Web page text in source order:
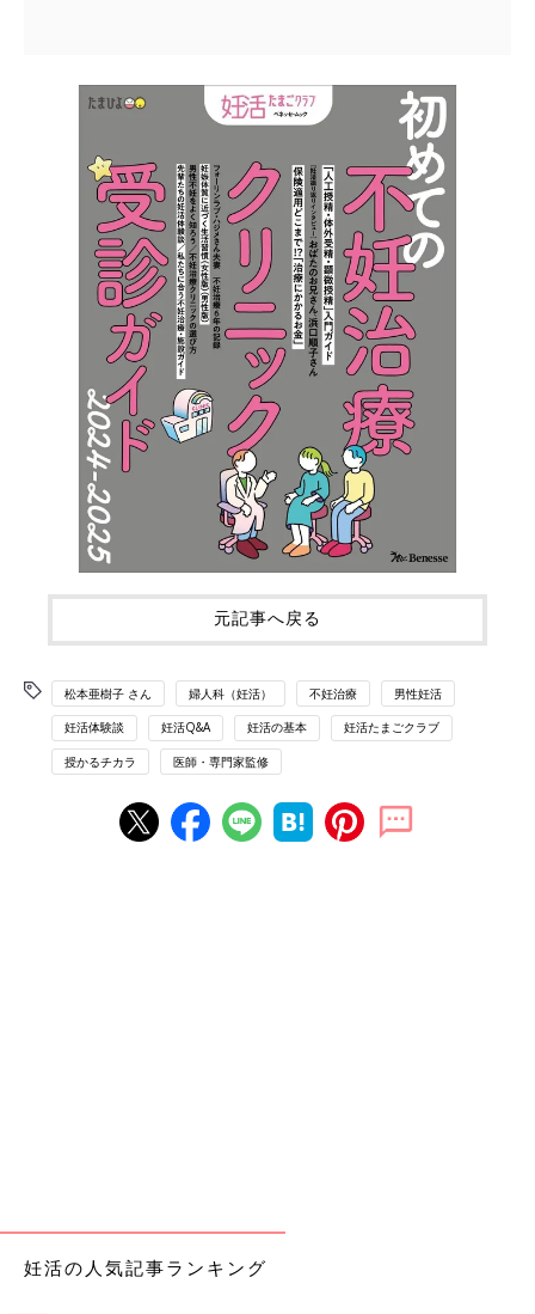
元記事へ戻る
松本亜樹子 さん 婦人科（妊活） 不妊治療 男性妊活
妊活体験談 妊活Q&A 妊活の基本 妊活たまごクラブ
授かるチカラ 医師・専門家監修
妊活の人気記事ランキング